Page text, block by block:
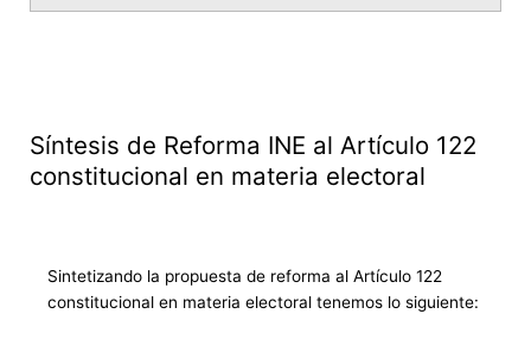
Síntesis de Reforma INE al Artículo 122
constitucional en materia electoral
Sintetizando la propuesta de reforma al Artículo 122
constitucional en materia electoral tenemos lo siguiente: